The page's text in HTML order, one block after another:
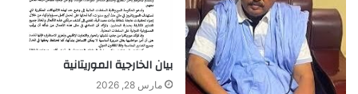
بيان الخارجية الموريتانية
مارس 28, 2026